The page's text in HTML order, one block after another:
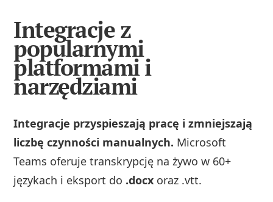
Integracje z
popularnymi
platformami i
narzędziami
Integracje przyspieszają pracę i zmniejszają
liczbę czynności manualnych. Microsoft
Teams oferuje transkrypcję na żywo w 60+
językach i eksport do .docx oraz .vtt.